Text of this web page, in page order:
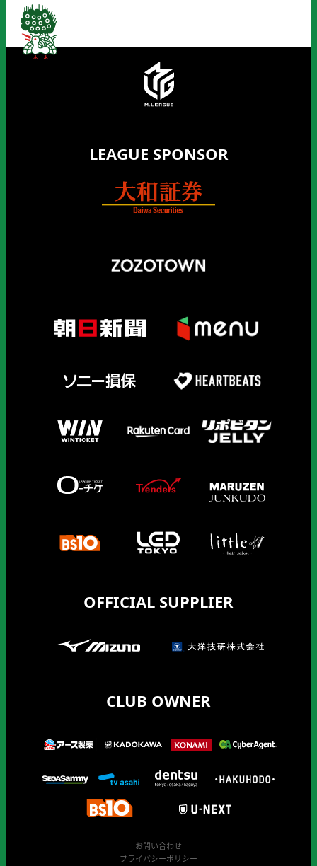
LEAGUE SPONSOR
OFFICIAL SUPPLIER
CLUB OWNER
お問い合わせ
プライバシーポリシー